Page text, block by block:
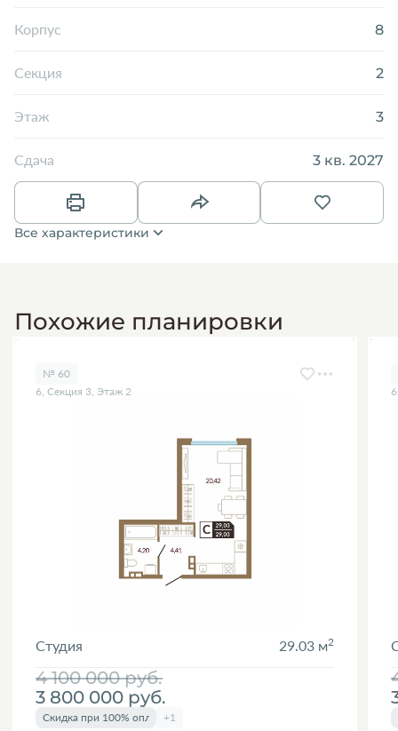
Корпус 8
Секция 2
Этаж 3
Сдача 3 кв. 2027
Все характеристики
Похожие планировки
№ 60
6, Секция 3, Этаж 2
Студия 29.03 м2
4 100 000руб.
3 800 000 руб.
Скидка при 100% оплате+1